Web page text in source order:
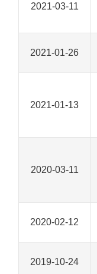
2021-03-11
2021-01-26
2021-01-13
2020-03-11
2020-02-12
2019-10-24